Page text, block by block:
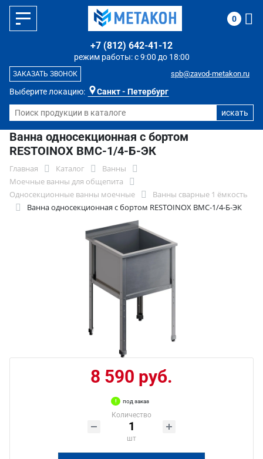
Выберите локацию: Санкт - Петербург
режим работы: с 9:00 до 18:00
+7 (812) 642-41-12
spb@zavod-metakon.ru
ЗАКАЗАТЬ ЗВОНОК
0
Ванна односекционная с бортом
RESTOINOX ВМС-1/4-Б-ЭК
Главная Каталог
Ванны
Моечные ванны для общепита
Односекционные ванны моечные
Ванны сварные 1 ёмкость
Ванна односекционная с бортом RESTOINOX ВМС-1/4-Б-ЭК
8 590 руб.
под заказ
Количество
шт